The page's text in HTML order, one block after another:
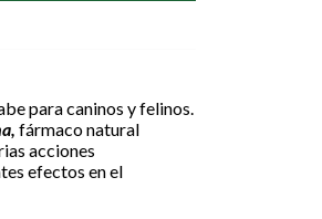
para caninos y felinos.
fármaco natural
acciones
efectos en el